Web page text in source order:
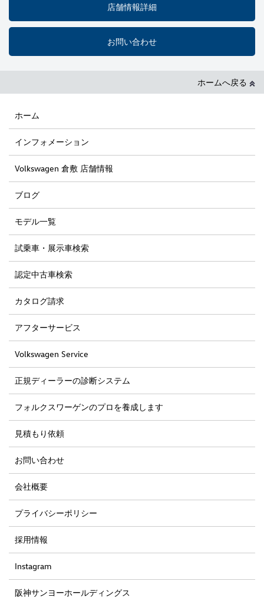
店舗情報詳細
お問い合わせ
ホームへ戻る
ホーム
インフォメーション
Volkswagen 倉敷 店舗情報
ブログ
モデル一覧
試乗車・展示車検索
認定中古車検索
カタログ請求
アフターサービス
Volkswagen Service
正規ディーラーの診断システム
フォルクスワーゲンのプロを養成します
見積もり依頼
お問い合わせ
会社概要
プライバシーポリシー
採用情報
Instagram
阪神サンヨーホールディングス